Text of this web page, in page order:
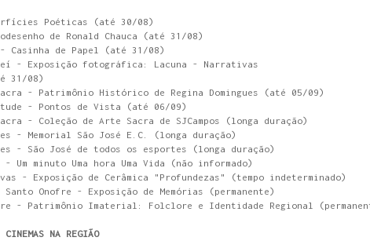
Poéticas (até 30/08)
de Ronald Chauca (até 31/08)
de Papel (até 31/08)
- Exposição fotográfica: Lacuna - Narrativas
31/08)
- Patrimônio Histórico de Regina Domingues (até 05/09)
- Pontos de Vista (até 06/09)
- Coleção de Arte Sacra de SJCampos (longa duração)
- Memorial São José E.C. (longa duração)
- São José de todos os esportes (longa duração)
- Um minuto Uma hora Uma Vida (não informado)
- Exposição de Cerâmica "Profundezas" (tempo indeterminado)
Onofre - Exposição de Memórias (permanente)
- Patrimônio Imaterial: Folclore e Identidade Regional
CINEMAS NA REGIÃO